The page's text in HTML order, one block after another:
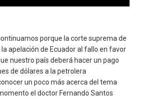
porque la corte suprema de
apelación de Ecuador al fallo en favor
nuestro país deberá hacer un pago
de dólares a la petrolera
un poco más acerca del tema
el doctor Fernando Santos